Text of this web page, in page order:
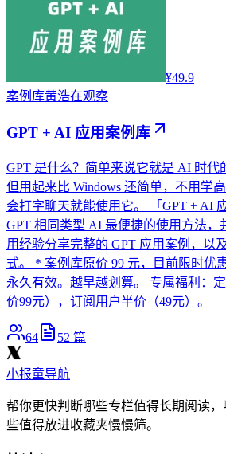
¥49.9
案例库黄浩在观察
GPT + AI 应用案例库
GPT 是什么？简单来说它就是 AI 时代
但用起来比 Windows 还简单，不用学
会打字聊天就能使用它。 「GPT + AI
GPT 相同类型 AI 最便捷的使用方法，
用经验分享完整的 GPT 应用案例，以
式。 * 案例库原价 99 元，目前限时优
永久有效。越早越划算。 专属福利：
价99元），订阅用户半价（49元）。
64 52 篇
小报童导航
帮你更快判断哪些专栏值得长期阅读
些值得放进收藏夹慢慢筛。